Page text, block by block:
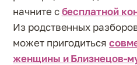
начните сбесплатной
Из родственных
может пригодиться
женщины и Близнецов-